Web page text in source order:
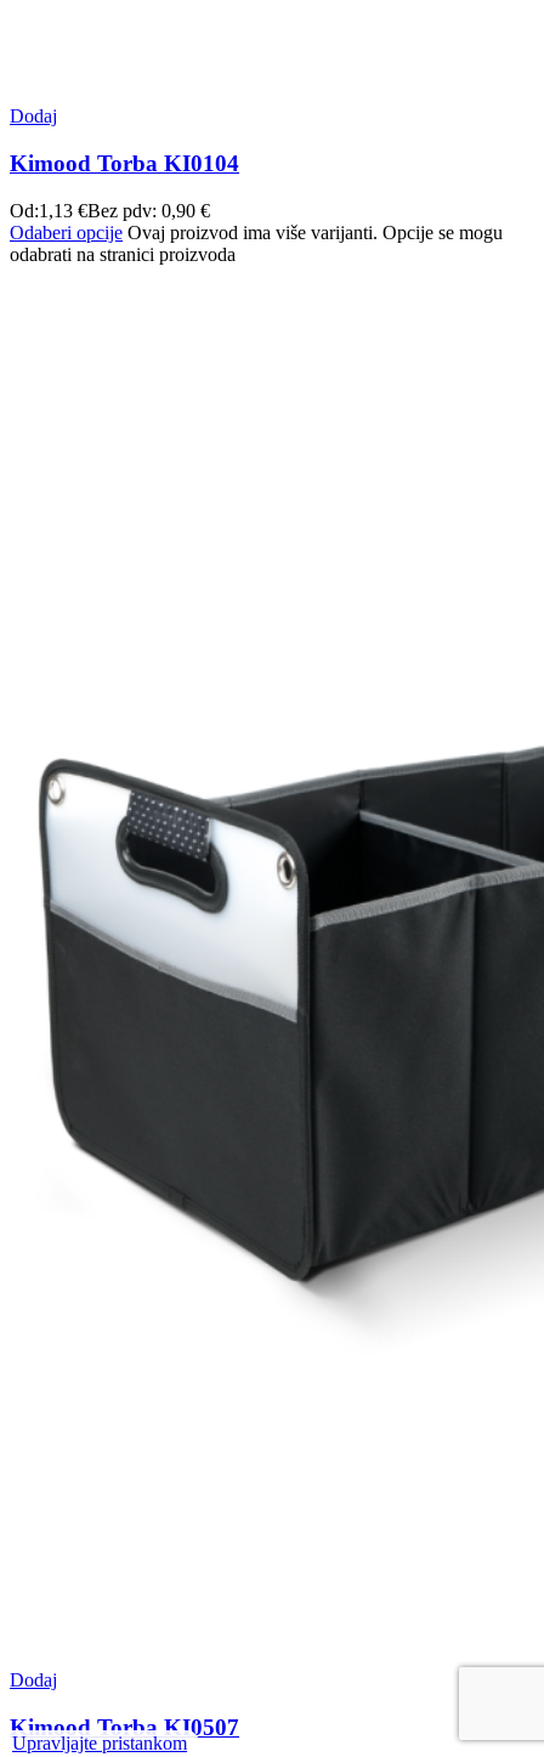
Dodaj
Kimood Torba KI0104
Od:1,13 €Bez pdv: 0,90 €
Odaberi opcije Ovaj proizvod ima više varijanti. Opcije se mogu
odabrati na stranici proizvoda
Dodaj
Kimood Torba KI0507
Upravljajte pristankom